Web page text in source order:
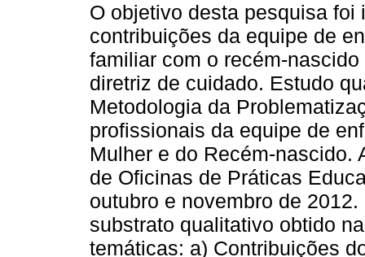
O objetivo desta pesquisa foi
contribuições da equipe de
familiar com o recém-
diretriz de cuidado. Estudo
Metodologia da
profissionais da equipe de
Mulher e do Recém-nascido.
de Oficinas de Práticas
outubro e novembro de
substrato qualitativo obtido
temáticas: a) Contribuições